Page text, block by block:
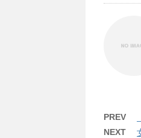
PREV
NEXT